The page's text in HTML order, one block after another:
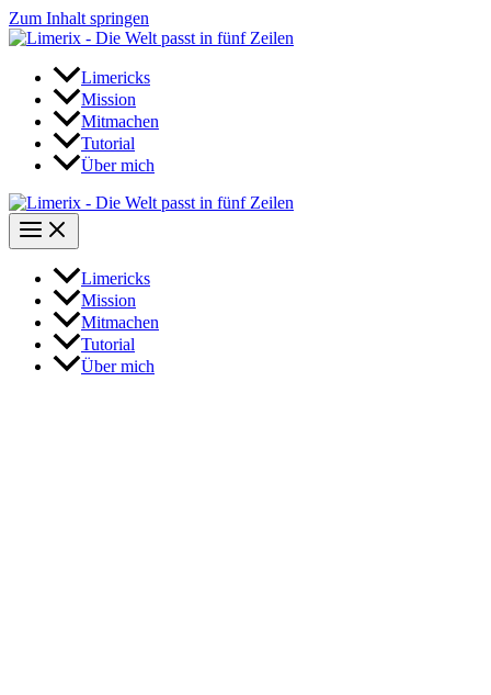
Zum Inhalt springen
Limericks
Mission
Mitmachen
Tutorial
Über mich
Limericks
Mission
Mitmachen
Tutorial
Über mich